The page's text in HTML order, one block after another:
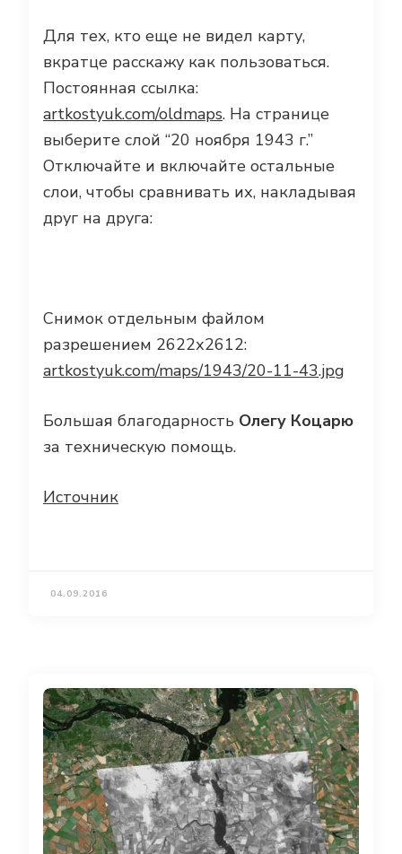
Для тех, кто еще не видел карту,
вкратце расскажу как пользоваться.
Постоянная ссылка:
artkostyuk.com/oldmaps. На странице
выберите слой “20 ноября 1943 г.”
Отключайте и включайте остальные
слои, чтобы сравнивать их, накладывая
друг на друга:
Снимок отдельным файлом
разрешением 2622х2612:
artkostyuk.com/maps/1943/20-11-43.jpg
Большая благодарность Олегу Коцарю
за техническую помощь.
Источник
04.09.2016